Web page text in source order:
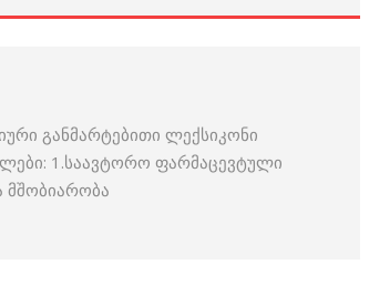
განმარტებითი ლექსიკონი
1.საავტორო ფარმაცევტული